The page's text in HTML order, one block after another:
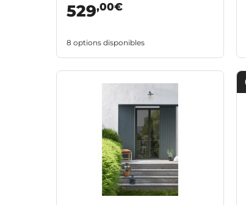
529,00€
8 options disponibles